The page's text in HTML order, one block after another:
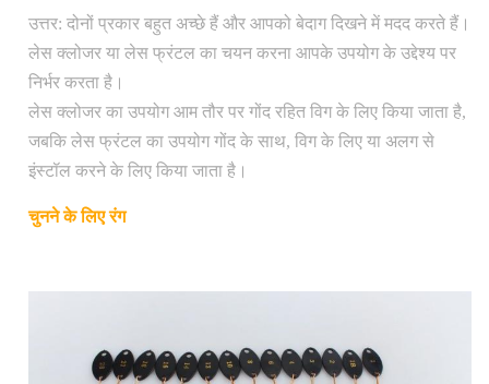
उत्तर: दोनों प्रकार बहुत अच्छे हैं और आपको बेदाग दिखने में मदद करते हैं।
लेस क्लोजर या लेस फ्रंटल का चयन करना आपके उपयोग के उद्देश्य पर
निर्भर करता है।
लेस क्लोजर का उपयोग आम तौर पर गोंद रहित विग के लिए किया जाता है,
जबकि लेस फ्रंटल का उपयोग गोंद के साथ, विग के लिए या अलग से
इंस्टॉल करने के लिए किया जाता है।
चुनने के लिए रंग